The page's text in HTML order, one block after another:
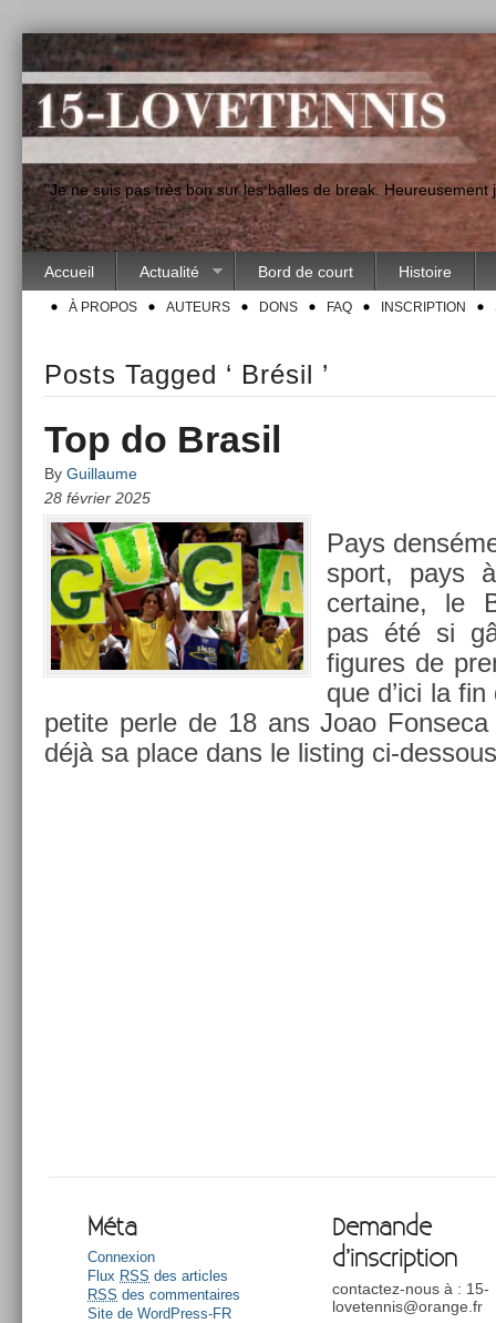
"Je ne suis pas très bon sur les balles de break.
Accueil Actualité Bord de court Histoire
À PROPOS AUTEURS DONS FAQ INSCRIPTION
Posts Tagged ‘ Brésil ’
Top do Brasil
By Guillaume
28 février 2025
Pays
sport, pays
cer­taine, le
pas été si
figures de
que d’ici la
petite perle de 18 ans Joao
déjà sa place dans le li­st­ing ci-
Méta
Connexion
Flux RSS des articles
RSS des commentaires
Site de WordPress-FR
Demande
d’inscription
contactez-nous à : 15-
lovetennis@orange.fr